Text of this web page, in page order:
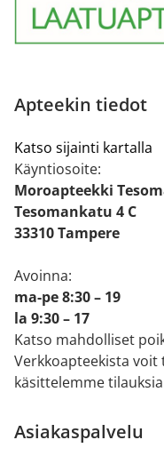
Apteekin tiedot
Katso sijainti kartalla
Käyntiosoite:
Moroapteekki
Tesomankatu 4 C
33310 Tampere
Avoinna:
ma-pe 8:30 – 19
la 9:30 – 17
Katso mahdolliset
Verkkoapteekista voit
käsittelemme
Asiakaspalvelu